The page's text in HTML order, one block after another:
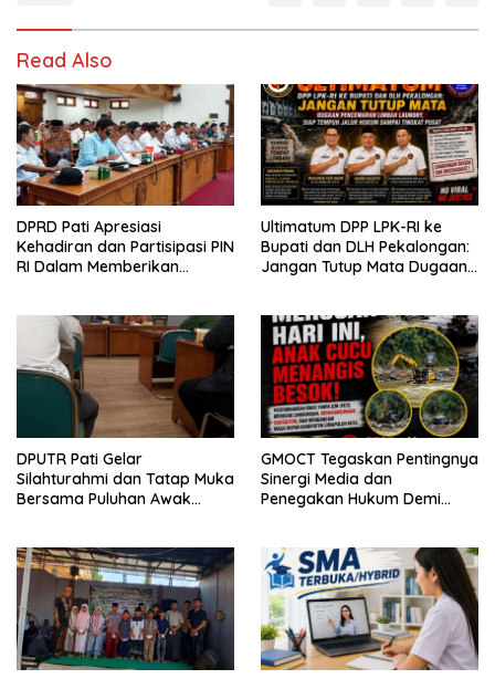
Read Also
DPRD Pati Apresiasi
Kehadiran dan Partisipasi PIN
RI Dalam Memberikan
Ultimatum DPP LPK-RI ke
Bupati dan DLH Pekalongan:
Jangan Tutup Mata Dugaan
Hukum Sampai Tingkat Pusat
DPUTR Pati Gelar
Silahturahmi dan Tatap Muka
Bersama Puluhan Awak
GMOCT Tegaskan Pentingnya
Sinergi Media dan
Penegakan Hukum Demi